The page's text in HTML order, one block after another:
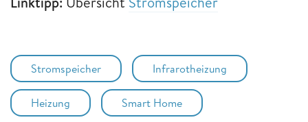
Stromspeicher Infrarotheizung
Heizung Smart Home